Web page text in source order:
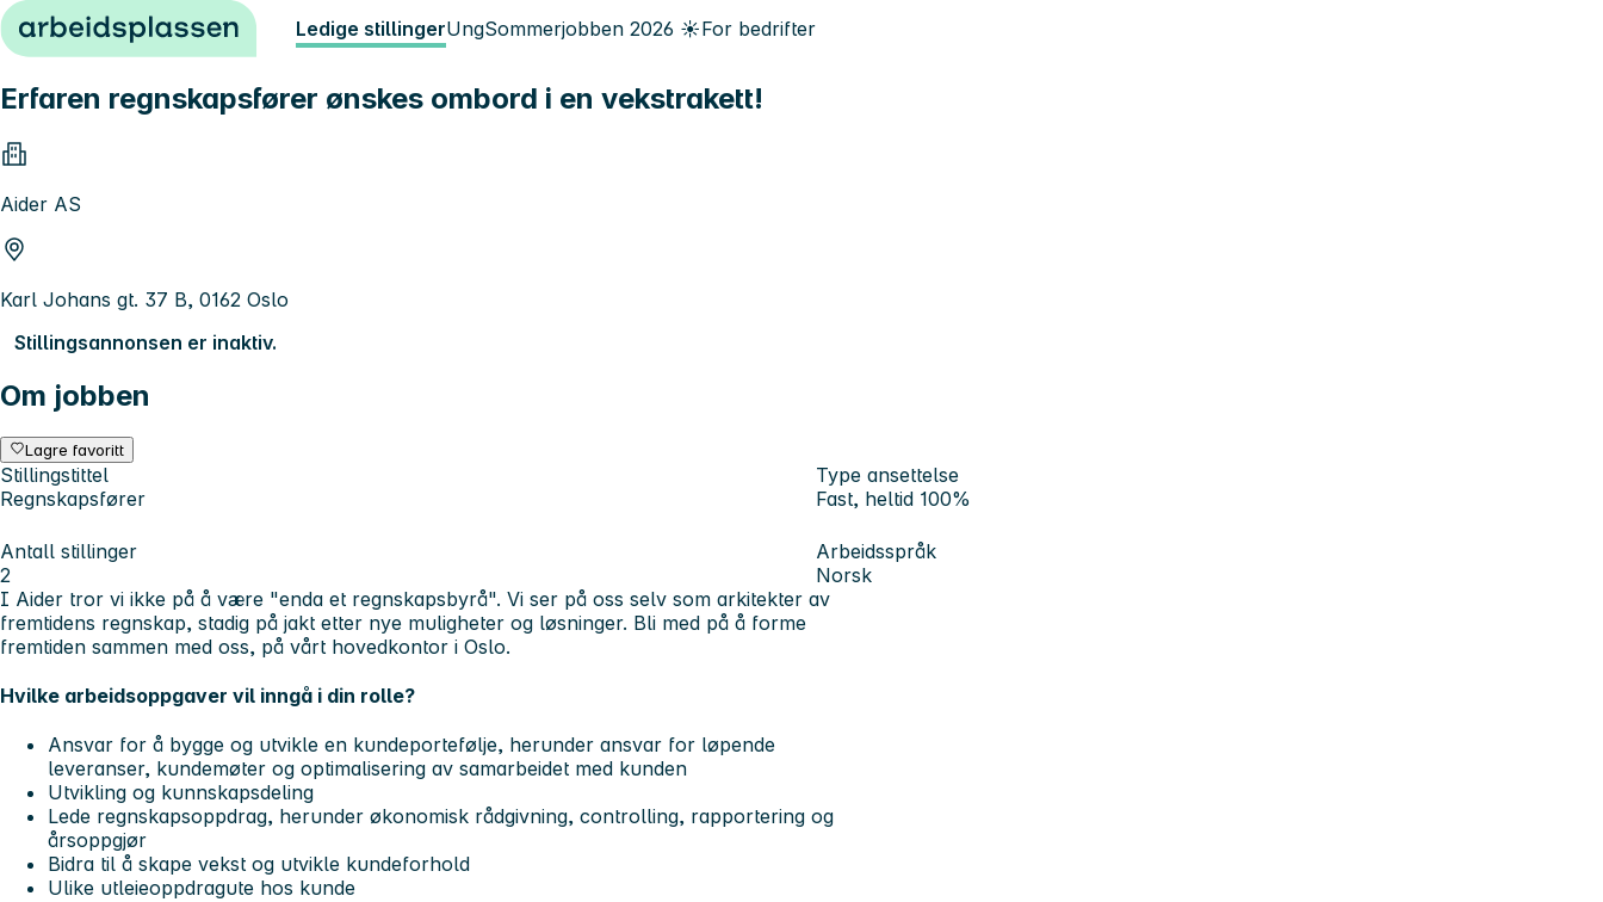
Hopp til innhold Ledige stillingerUngSommerjobben 2026 ☀️For bedrifter
Erfaren regnskapsfører ønskes ombord i en vekstrakett!
Aider AS
Karl Johans gt. 37 B, 0162 Oslo
Stillingsannonsen er inaktiv.
Om jobben
Lagre favoritt
Stillingstittel
Regnskapsfører
Type ansettelse
Fast, heltid 100%
Antall stillinger
2
Arbeidsspråk
Norsk
I Aider tror vi ikke på å være "enda et regnskapsbyrå". Vi ser på oss selv som arkitekter av
fremtidens regnskap, stadig på jakt etter nye muligheter og løsninger. Bli med på å forme
fremtiden sammen med oss, på vårt hovedkontor i Oslo.
Hvilke arbeidsoppgaver vil inngå i din rolle?
Ansvar for å bygge og utvikle en kundeportefølje, herunder ansvar for løpende
leveranser, kundemøter og optimalisering av samarbeidet med kunden
Utvikling og kunnskapsdeling
Lede regnskapsoppdrag, herunder økonomisk rådgivning, controlling, rapportering og
årsoppgjør
Bidra til å skape vekst og utvikle kundeforhold
Ulike utleieoppdragute hos kunde